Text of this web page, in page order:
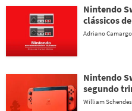
Nintendo
clássicos
Adriano Camargo
Nintendo
segundo
William Schendes